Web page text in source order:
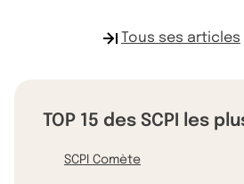
Tous ses articles
TOP 15 des SCPI les
SCPI Comète